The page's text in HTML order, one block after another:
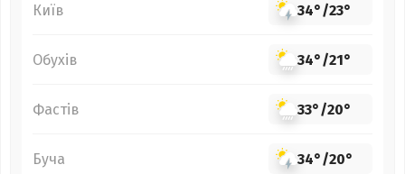
Київ 34°/23°
Обухів 34°/21°
Фастів 33°/20°
Буча 34°/20°